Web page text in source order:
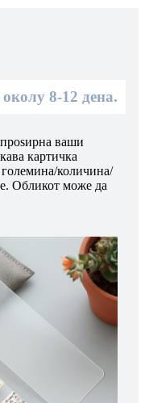
8-12 дена.
ваши
картичка
количина/
Обликот може да